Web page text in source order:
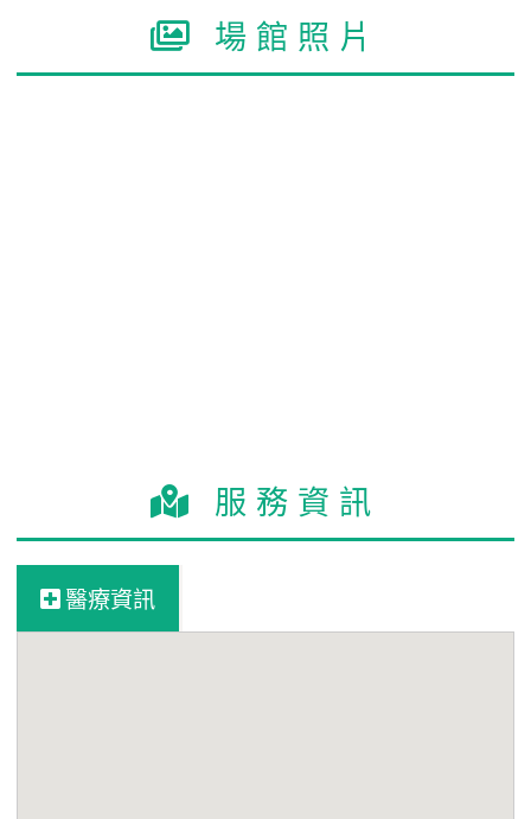
場館照片
服務資訊
醫療資訊